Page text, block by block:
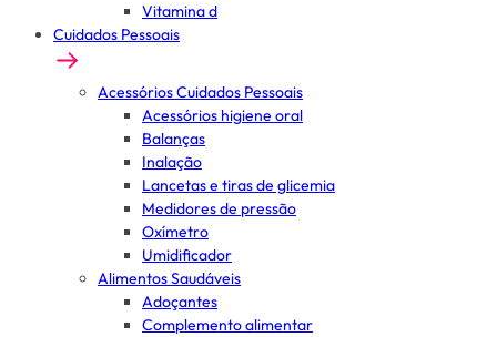
Vitamina d
Cuidados Pessoais
Acessórios Cuidados Pessoais
Acessórios higiene oral
Balanças
Inalação
Lancetas e tiras de glicemia
Medidores de pressão
Oxímetro
Umidificador
Alimentos Saudáveis
Adoçantes
Complemento alimentar